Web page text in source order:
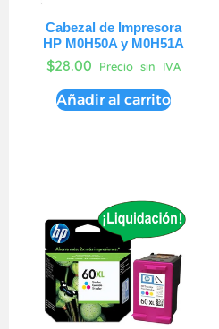
Cabezal de Impresora
HP M0H50A y M0H51A
$28.00 Precio sin IVA
Añadir al carrito